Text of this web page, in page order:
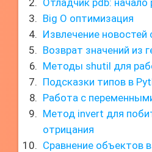
Отладчик pdb:
Big O оптимизация
Извлечение новостей
Возврат значений из
Методы shutil для
Подсказки типов в
Работа с
Метод invert для
отрицания
Сравнение объектов